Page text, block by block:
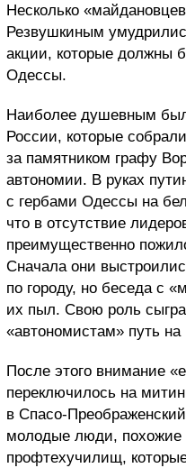
Несколько
Резвушкиным
акции, которые должны
Одессы.
Наиболее душевным
России, которые
за памятником графу
автономии. В руках
с гербами Одессы на
что в отсутствие
преимущественно
Сначала они
по городу, но беседа с
их пыл. Свою роль
«автономистам» путь на
После этого внимание
переключилось на
в Спасо-
молодые люди, похожие
профтехучилищ,